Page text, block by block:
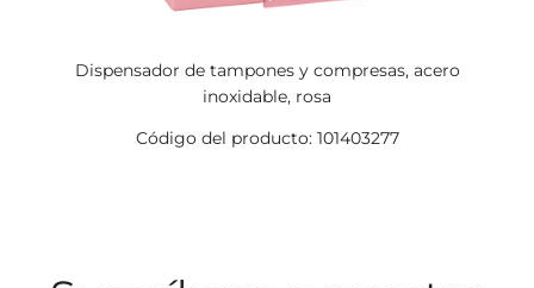
Dispensador de tampones y compresas, acero
inoxidable, rosa
Código del producto: 101403277